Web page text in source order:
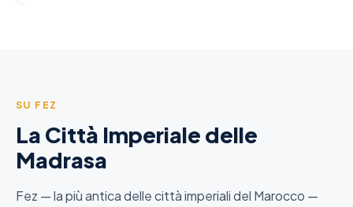
SU FEZ
La Città Imperiale delle
Madrasa
Fez — la più antica delle città imperiali del Marocco —